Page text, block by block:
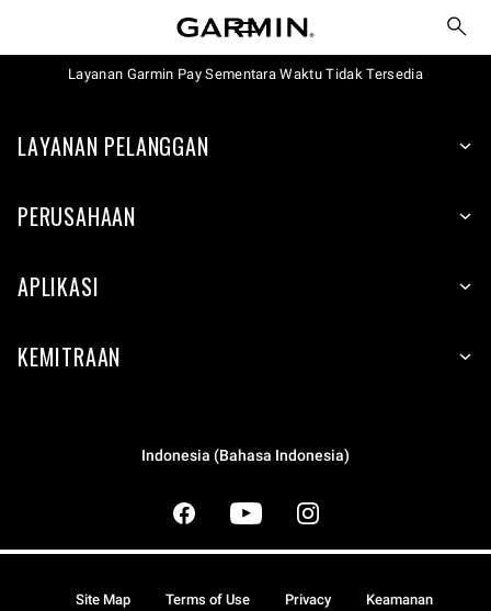
Layanan Garmin Pay Sementara Waktu Tidak Tersedia
LAYANAN PELANGGAN
PERUSAHAAN
APLIKASI
KEMITRAAN
Indonesia (Bahasa Indonesia)
Site Map Terms of Use Privacy Keamanan